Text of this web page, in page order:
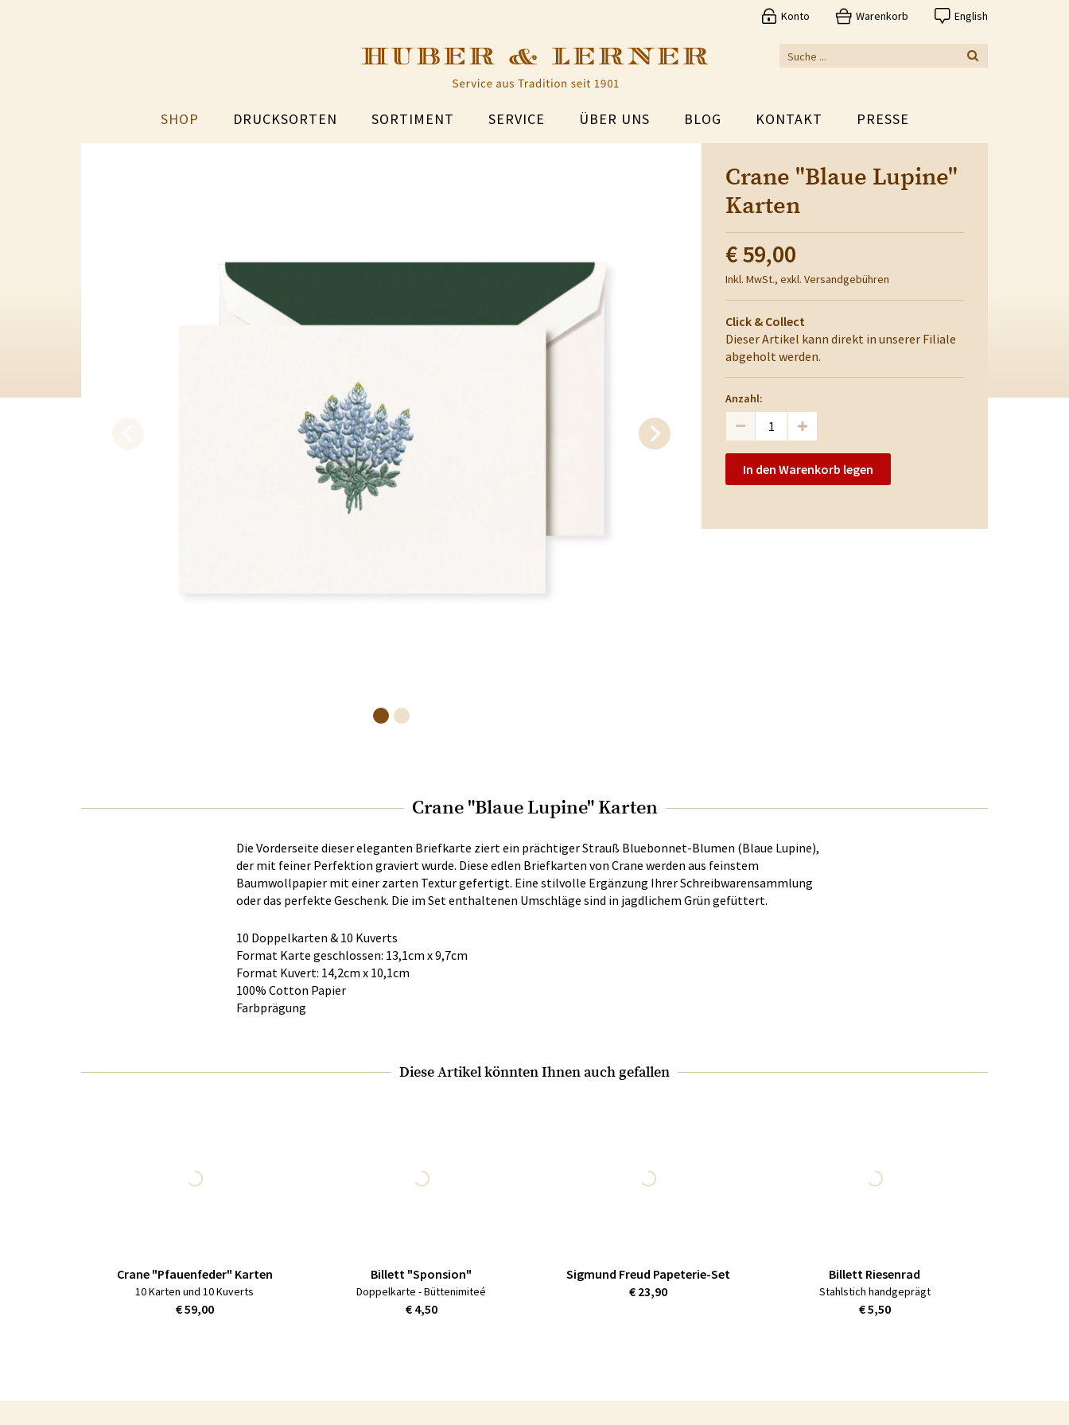
Konto Warenkorb English
SHOP DRUCKSORTEN SORTIMENT SERVICE ÜBER UNS BLOG KONTAKT PRESSE
Crane "Blaue Lupine"
Karten
€ 59,00
Inkl. MwSt., exkl. Versandgebühren
Click & Collect
Dieser Artikel kann direkt in unserer Filiale
abgeholt werden.
Anzahl:
In den Warenkorb legen
Crane "Blaue Lupine" Karten
Die Vorderseite dieser eleganten Briefkarte ziert ein prächtiger Strauß Bluebonnet-Blumen (Blaue Lupine),
der mit feiner Perfektion graviert wurde. Diese edlen Briefkarten von Crane werden aus feinstem
Baumwollpapier mit einer zarten Textur gefertigt. Eine stilvolle Ergänzung Ihrer Schreibwarensammlung
oder das perfekte Geschenk. Die im Set enthaltenen Umschläge sind in jagdlichem Grün gefüttert.
10 Doppelkarten & 10 Kuverts
Format Karte geschlossen: 13,1cm x 9,7cm
Format Kuvert: 14,2cm x 10,1cm
100% Cotton Papier
Farbprägung
Diese Artikel könnten Ihnen auch gefallen
Crane "Pfauenfeder" Karten
10 Karten und 10 Kuverts
€ 59,00
Billett "Sponsion"
Doppelkarte - Büttenimiteé
€ 4,50
Sigmund Freud Papeterie-Set
€ 23,90
Billett Riesenrad
Stahlstich handgeprägt
€ 5,50